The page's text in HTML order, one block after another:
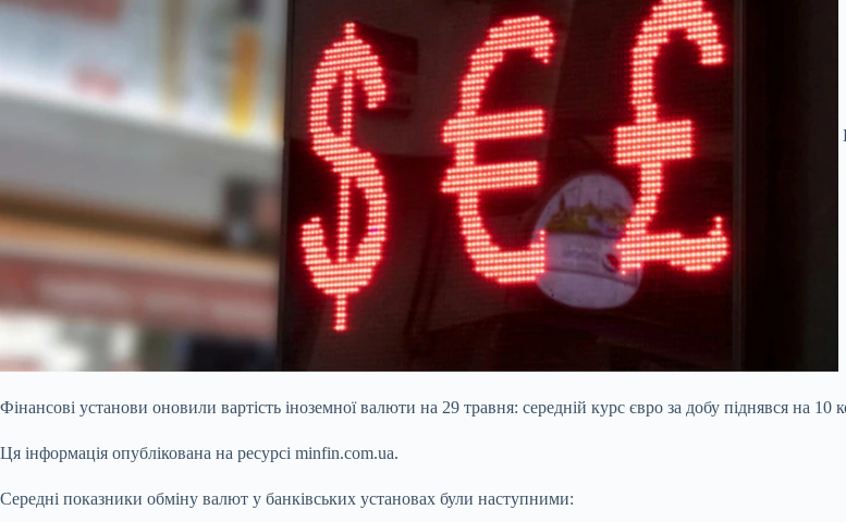
Фінансові установи оновили вартість іноземної валюти на 29 травня: середній курс євро за добу піднявся на
Ця інформація опублікована на ресурсі minfin.com.ua.
Середні показники обміну валют у банківських установах були наступними: